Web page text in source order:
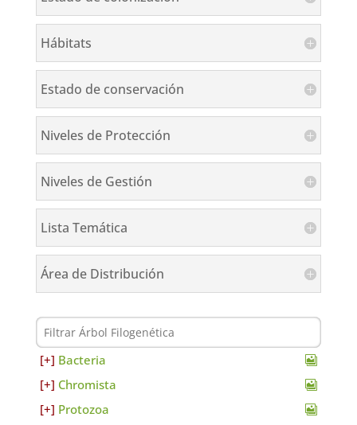
Hábitats
Estado de conservación
Niveles de Protección
Niveles de Gestión
Lista Temática
Área de Distribución
Bacteria
Chromista
Protozoa